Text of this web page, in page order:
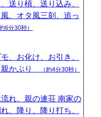
送り槓、送り込み、
、オタ風三刻、追っ
約6分30秒）
、お化け、お引き、
親かぶり
（約4分30秒）
れ、親の連荘 南家の
、降り、降り打ち、